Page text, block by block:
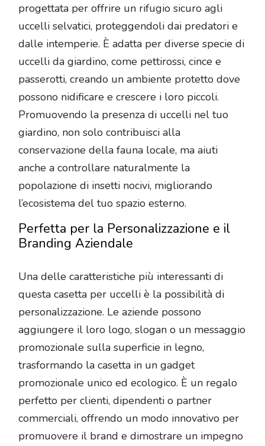
progettata per offrire un rifugio sicuro agli
uccelli selvatici, proteggendoli dai predatori e
dalle intemperie. È adatta per diverse specie di
uccelli da giardino, come pettirossi, cince e
passerotti, creando un ambiente protetto dove
possono nidificare e crescere i loro piccoli.
Promuovendo la presenza di uccelli nel tuo
giardino, non solo contribuisci alla
conservazione della fauna locale, ma aiuti
anche a controllare naturalmente la
popolazione di insetti nocivi, migliorando
l’ecosistema del tuo spazio esterno.
Perfetta per la Personalizzazione e il
Branding Aziendale
Una delle caratteristiche più interessanti di
questa casetta per uccelli è la possibilità di
personalizzazione. Le aziende possono
aggiungere il loro logo, slogan o un messaggio
promozionale sulla superficie in legno,
trasformando la casetta in un gadget
promozionale unico ed ecologico. È un regalo
perfetto per clienti, dipendenti o partner
commerciali, offrendo un modo innovativo per
promuovere il brand e dimostrare un impegno